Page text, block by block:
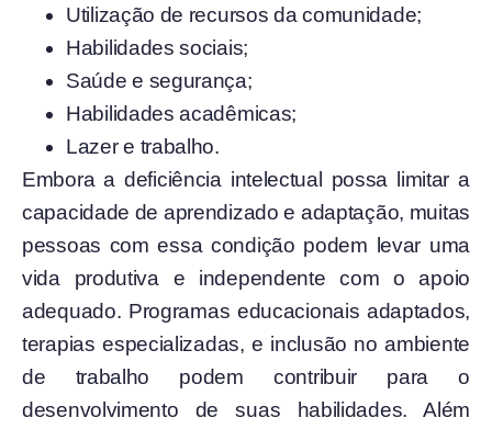
Utilização de recursos da comunidade;
Habilidades sociais;
Saúde e segurança;
Habilidades acadêmicas;
Lazer e trabalho.
Embora a deficiência intelectual possa limitar a
capacidade de aprendizado e adaptação, muitas
pessoas com essa condição podem levar uma
vida produtiva e independente com o apoio
adequado. Programas educacionais adaptados,
terapias especializadas, e inclusão no ambiente
de trabalho podem contribuir para o
desenvolvimento de suas habilidades. Além